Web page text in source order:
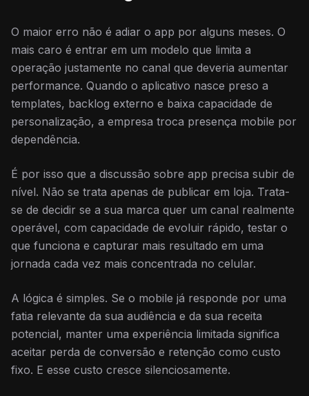
O maior erro não é adiar o app por alguns meses. O
mais caro é entrar em um modelo que limita a
operação justamente no canal que deveria aumentar
performance. Quando o aplicativo nasce preso a
templates, backlog externo e baixa capacidade de
personalização, a empresa troca presença mobile por
dependência.
É por isso que a discussão sobre app precisa subir de
nível. Não se trata apenas de publicar em loja. Trata-
se de decidir se a sua marca quer um canal realmente
operável, com capacidade de evoluir rápido, testar o
que funciona e capturar mais resultado em uma
jornada cada vez mais concentrada no celular.
A lógica é simples. Se o mobile já responde por uma
fatia relevante da sua audiência e da sua receita
potencial, manter uma experiência limitada significa
aceitar perda de conversão e retenção como custo
fixo. E esse custo cresce silenciosamente.